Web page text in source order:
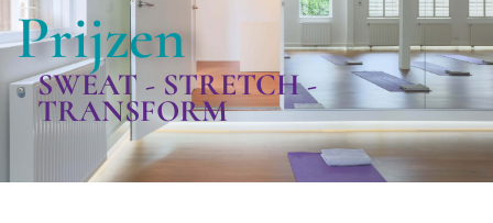
Prijzen
SWEAT - STRETCH -
TRANSFORM